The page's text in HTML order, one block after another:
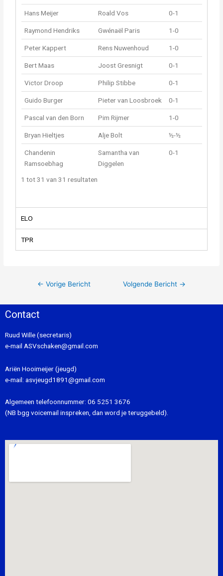
Hans Meijer Roald Vos 0-1
Raymond Hendriks Gwénaël Paris 1-0
Peter Kappert Rens Nuwenhoud 1-0
Bert Maas Joost Gresnigt 0-1
Victor Droop Philip Stibbe 0-1
Guido Burger Pieter van Loosbroek 0-1
Pascal van den Born Pim Rijmer 1-0
Bryan Hieltjes Alje Bolt ½-½
Chandenin
Ramsoebhag
Samantha van
Diggelen
0-1
1 tot 31 van 31 resultaten
ELO
TPR
← Vorige Bericht Volgende Bericht →
Contact
Ruud Wille (secretaris)
e-mail ASVschaken@gmail.com
Ariën Hooimeijer (jeugd)
e-mail: asvjeugd1891@gmail.com
Algemeen telefoonnummer: 06 5251 3676
(NB bgg voicemail inspreken, dan word je teruggebeld).